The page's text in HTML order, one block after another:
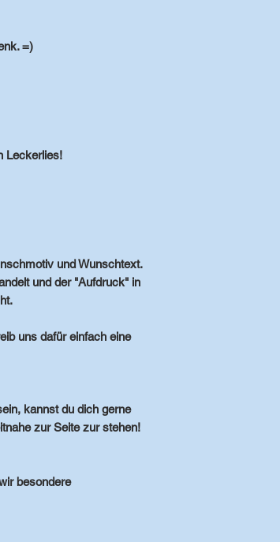
=)
Leckerlies!
undWunschtext.
und der "Aufdruck" in
uns dafür einfach eine
kannst du dich gerne
zur Seite zur stehen!
besondere